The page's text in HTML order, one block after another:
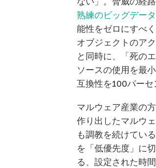
熟練のビッグデー
能性をゼロにすべ
オブジェクトのア
と同時に、「死の
ソースの使用を最
互換性を100パーセ
マルウェア産業の
作り出したマルウ
も調教を続けてい
を「低優先度」に
る、設定された時